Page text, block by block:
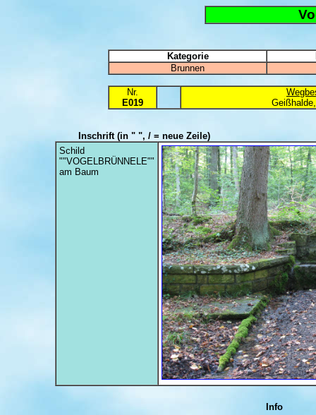
Kategorie
Brunnen
Nr.
E019
Inschrift(in " ", / = neue Zeile)
Schild
""VOGELBRÜNNELE""
am Baum
Info